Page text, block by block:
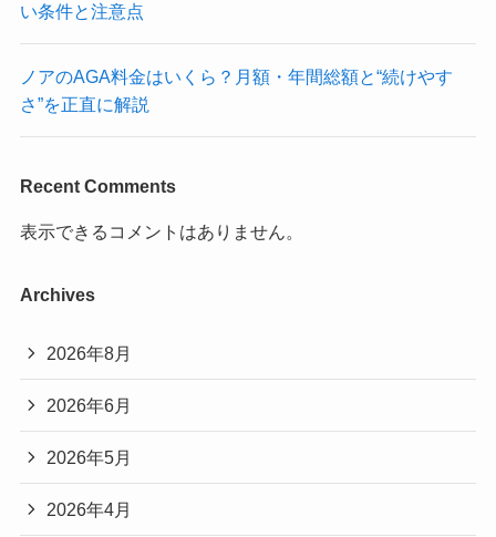
い条件と注意点
ノアのAGA料金はいくら？月額・年間総額と“続けやす
さ”を正直に解説
Recent Comments
表示できるコメントはありません。
Archives
2026年8月
2026年6月
2026年5月
2026年4月